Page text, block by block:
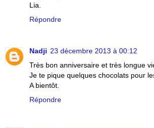
Lia.
Répondre
Nadji 23 décembre 2013 à 00:12
Très bon anniversaire et très longue
Je te pique quelques chocolats pour
A bientôt.
Répondre